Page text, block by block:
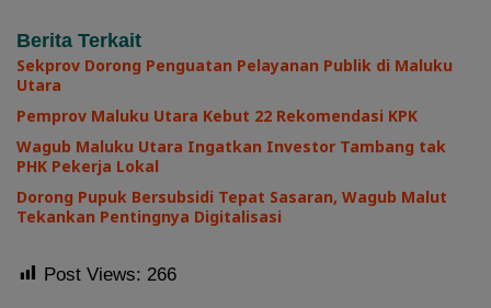
Berita Terkait
Sekprov Dorong Penguatan Pelayanan Publik di Maluku
Utara
Pemprov Maluku Utara Kebut 22 Rekomendasi KPK
Wagub Maluku Utara Ingatkan Investor Tambang tak
PHK Pekerja Lokal
Dorong Pupuk Bersubsidi Tepat Sasaran, Wagub Malut
Tekankan Pentingnya Digitalisasi
Post Views: 266